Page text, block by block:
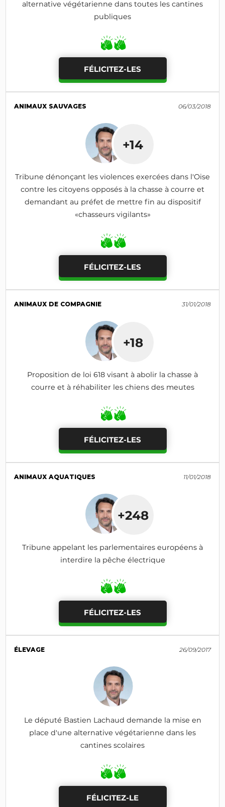
alternative végétarienne dans toutes les cantines
publiques
FÉLICITEZ-LES
ANIMAUX SAUVAGES 06/03/2018
+14
Tribune dénonçant les violences exercées dans l'Oise
contre les citoyens opposés à la chasse à courre et
demandant au préfet de mettre fin au dispositif
«chasseurs vigilants»
FÉLICITEZ-LES
ANIMAUX DE COMPAGNIE 31/01/2018
+18
Proposition de loi 618 visant à abolir la chasse à
courre et à réhabiliter les chiens des meutes
FÉLICITEZ-LES
ANIMAUX AQUATIQUES 11/01/2018
+248
Tribune appelant les parlementaires européens à
interdire la pêche électrique
FÉLICITEZ-LES
ÉLEVAGE 26/09/2017
Le député Bastien Lachaud demande la mise en
place d'une alternative végétarienne dans les
cantines scolaires
FÉLICITEZ-LE